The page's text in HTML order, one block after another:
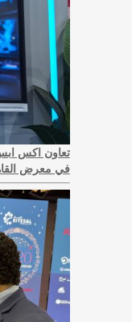
تعاون اكس ابس
في معرض